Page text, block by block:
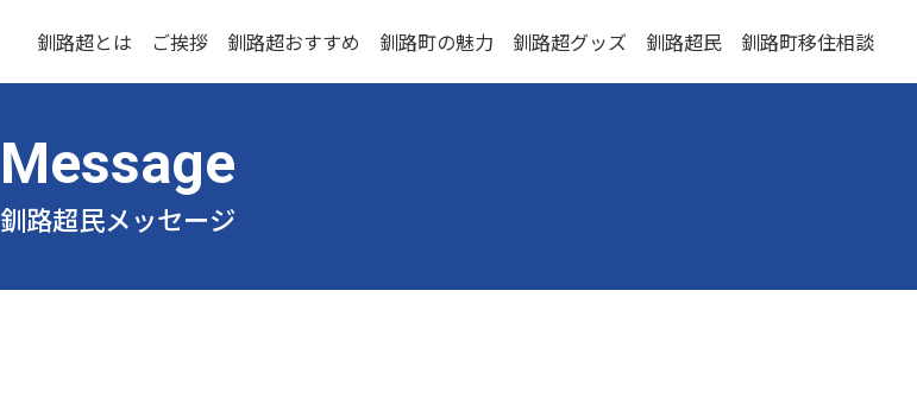
釧路超とは ご挨拶 釧路超おすすめ 釧路町の魅力 釧路超グッズ 釧路超民 釧路町移住相談
釧路超民メッセージ